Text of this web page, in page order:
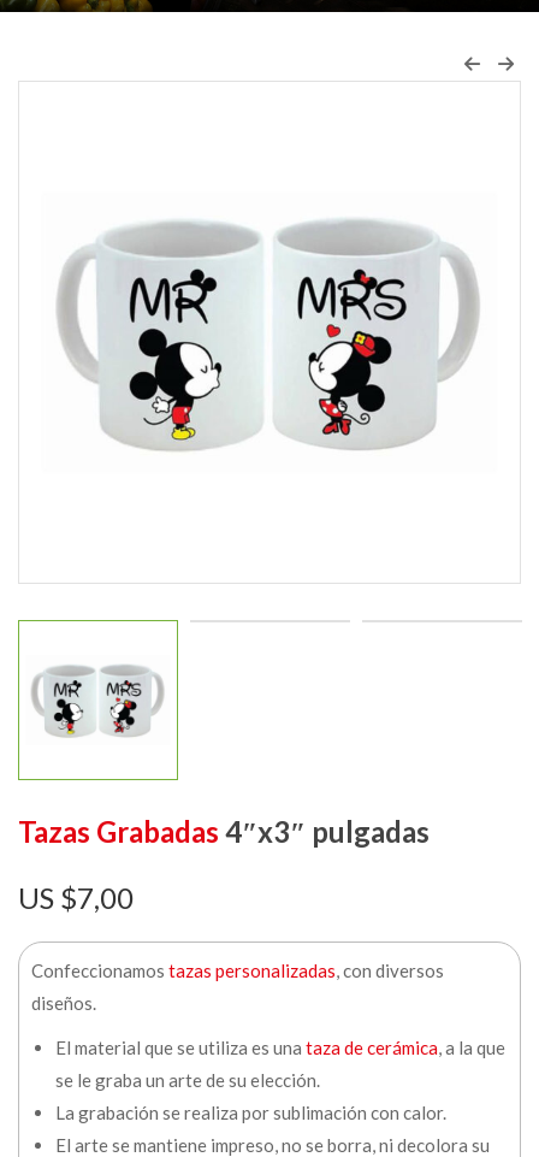
Tazas Grabadas 4″x3″ pulgadas
$7,00
Confeccionamos tazas personalizadas, con diversos
diseños.
El material que se utiliza es una taza de cerámica, a la que
se le graba un arte de su elección.
La grabación se realiza por sublimación con calor.
El arte se mantiene impreso, no se borra, ni decolora su